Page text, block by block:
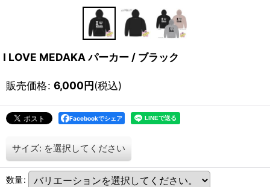
I LOVE MEDAKA パーカー / ブラック
販売価格: 6,000円(税込)
Facebookでシェア
サイズ: を選択してください
数量: